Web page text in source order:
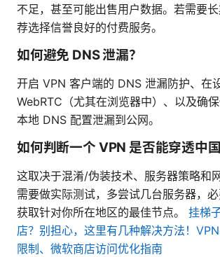
不足，甚至可能出售用户数据。若需要
荐选择信誉良好的付费服务。
如何避免 DNS 泄漏？
开启 VPN 客户端的 DNS 泄漏防护、在
WebRTC（尤其在浏览器中）、以及确
本地 DNS 配置泄漏到公网。
如何判断一个 VPN 是否能穿透中国
这取决于混淆/伪装技术、服务器策略和
需要做实际测试，多尝试几台服务器，
获取针对你所在地区的最佳节点。 挂梯
店？别担心，这里有几种解决方法！
限制、微软商店访问优化指南